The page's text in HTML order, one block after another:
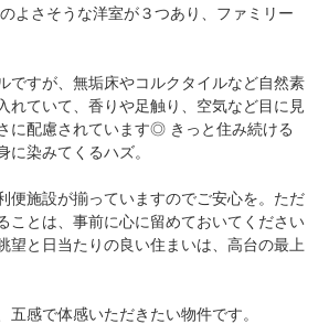
よさそうな洋室が３つあり、ファミリー
ですが、無垢床やコルクタイルなど自然素
れていて、香りや足触り、空気など目に見
に配慮されています◎ きっと住み続ける
に染みてくるハズ。
便施設が揃っていますのでご安心を。ただ
ことは、事前に心に留めておいてください
望と日当たりの良い住まいは、高台の最上
五感で体感いただきたい物件です。